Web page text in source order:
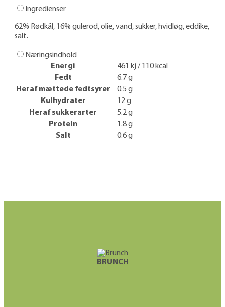
Ingredienser
62% Rødkål, 16% gulerod, olie, vand, sukker, hvidløg, eddike,
salt.
Næringsindhold
Energi
461 kj / 110 kcal
Fedt
6.7 g
Heraf mættede fedtsyrer
0.5 g
Kulhydrater
12 g
Heraf sukkerarter
5.2 g
Protein
1.8 g
Salt
0.6 g
BRUNCH